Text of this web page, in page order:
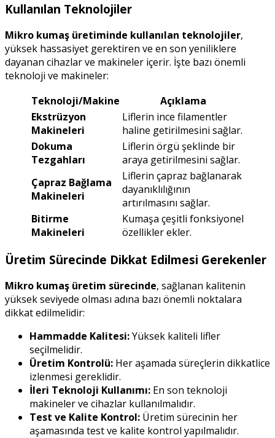
Kullanılan Teknolojiler
Mikro kumaş üretiminde kullanılan teknolojiler,
yüksek hassasiyet gerektiren ve en son yeniliklere
dayanan cihazlar ve makineler içerir. İşte bazı önemli
teknoloji ve makineler:
Teknoloji/Makine
Açıklama
Ekstrüzyon
Makineleri
Liflerin ince filamentler
haline getirilmesini sağlar.
Dokuma
Tezgahları
Liflerin örgü şeklinde bir
araya getirilmesini sağlar.
Çapraz Bağlama
Makineleri
Liflerin çapraz bağlanarak
dayanıklılığının
artırılmasını sağlar.
Bitirme
Makineleri
Kumaşa çeşitli fonksiyonel
özellikler ekler.
Üretim Sürecinde Dikkat Edilmesi Gerekenler
Mikro kumaş üretim sürecinde, sağlanan kalitenin
yüksek seviyede olması adına bazı önemli noktalara
dikkat edilmelidir:
Hammadde Kalitesi:Yüksek kaliteli lifler
seçilmelidir.
Üretim Kontrolü: Her aşamada süreçlerin dikkatlice
izlenmesi gereklidir.
İleri Teknoloji Kullanımı: En son teknoloji
makineler ve cihazlar kullanılmalıdır.
Test ve Kalite Kontrol: Üretim sürecinin her
aşamasında test ve kalite kontrol yapılmalıdır.